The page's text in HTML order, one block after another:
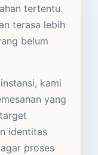
tertentu.
terasa lebih
belum
kami
yang
identitas
proses